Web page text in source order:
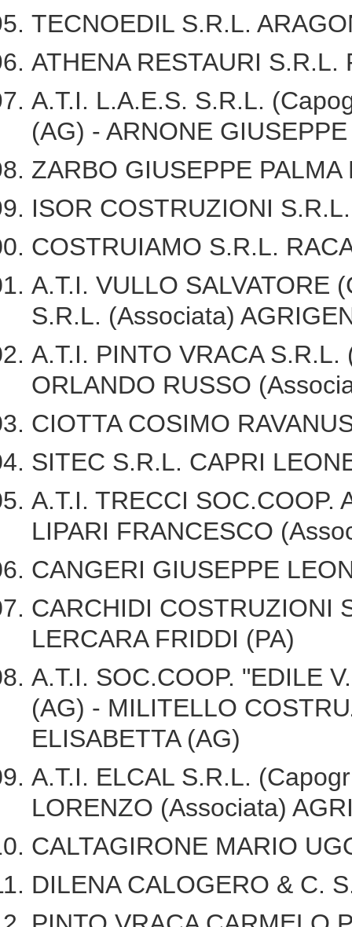
TECNOEDIL S.R.L.
ATHENA RESTAURI S.R.L.
A.T.I. L.A.E.S. S.R.L.
(AG) - ARNONE
ZARBO GIUSEPPE
ISOR COSTRUZIONI
COSTRUIAMO S.R.L.
A.T.I. VULLO SALVATORE
S.R.L. (Associata)
A.T.I. PINTO VRACA
ORLANDO RUSSO
CIOTTA COSIMO
SITEC S.R.L. CAPRI
A.T.I. TRECCI SOC.COOP.
LIPARI FRANCESCO
CANGERI GIUSEPPE
CARCHIDI COSTRUZIONI
LERCARA FRIDDI (PA)
A.T.I. SOC.COOP. "EDILE
(AG) - MILITELLO
ELISABETTA (AG)
A.T.I. ELCAL S.R.L.
LORENZO (Associata)
CALTAGIRONE MARIO
DILENA CALOGERO & C.